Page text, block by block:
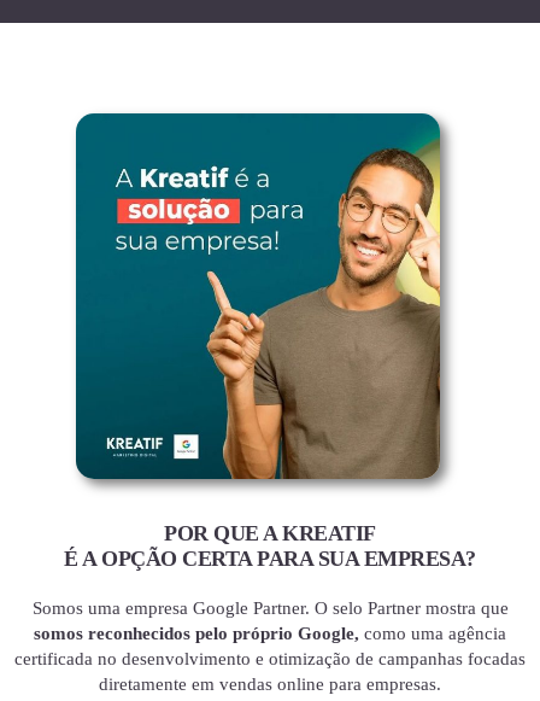
POR QUE A KREATIF
É A OPÇÃO CERTA PARA SUA EMPRESA?
Somos uma empresa Google Partner. O selo Partner mostra que
somos reconhecidos pelo próprio Google, como uma agência
certificada no desenvolvimento e otimização de campanhas focadas
diretamente em vendas online para empresas.